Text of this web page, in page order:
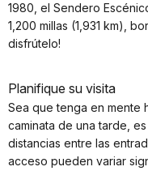
1980, el Sendero
1,200 millas (1,931 km),
disfrútelo!
Planifique su visita
Sea que tenga en mente
caminata de una tarde,
distancias entre las
acceso pueden variar